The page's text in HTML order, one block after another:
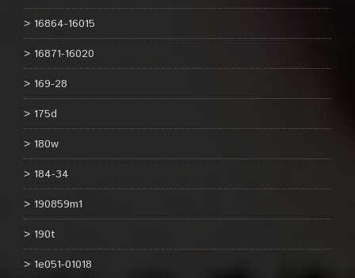
16864-16015
16871-16020
169-28
175d
180w
184-34
190859m1
190t
1e051-01018